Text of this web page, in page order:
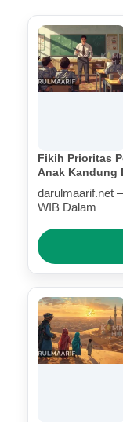
Fikih Prioritas
Anak Kandung
darulmaarif.net
WIB Dalam